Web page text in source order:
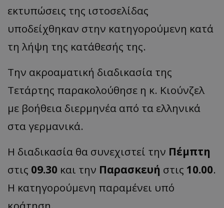
εκτυπώσεις της ιστοσελίδας
υποδείχθηκαν στην κατηγορούμενη κατά
τη λήψη της κατάθεσής της.
Την ακροαματική διαδικασία της
Τετάρτης παρακολούθησε η κ. Κιούνζελ
με βοήθεια διερμηνέα από τα ελληνικά
στα γερμανικά.
Η διαδικασία θα συνεχιστεί την Πέμπτη
στις 09.30 και την Παρασκευή στις 10.00.
Η κατηγορούμενη παραμένει υπό